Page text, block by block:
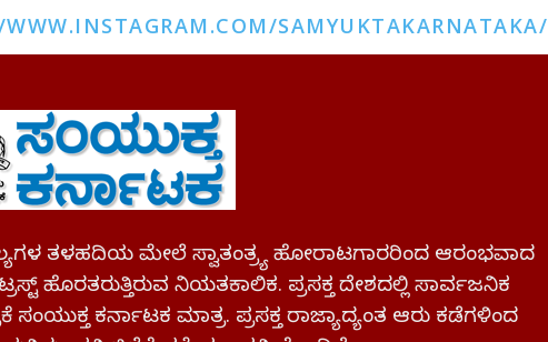
SAMYUKTAKARNATAKA/
ತಳಹದಿಯ ಮೇಲೆ ಸ್ವಾತಂತ್ರ್ಯ ಹೋರಾಟಗಾರರಿಂದ ಆರಂಭವಾದ
ಹೊರತರುತ್ತಿರುವ ನಿಯತಕಾಲಿಕ. ಪ್ರಸಕ್ತ ದೇಶದಲ್ಲಿ ಸಾರ್ವಜನಿಕ
ಸಂಯುಕ್ತ ಕರ್ನಾಟಕ ಮಾತ್ರ. ಪ್ರಸಕ್ತ ರಾಜ್ಯಾದ್ಯಂತ ಆರು ಕಡೆಗಳಿಂದ